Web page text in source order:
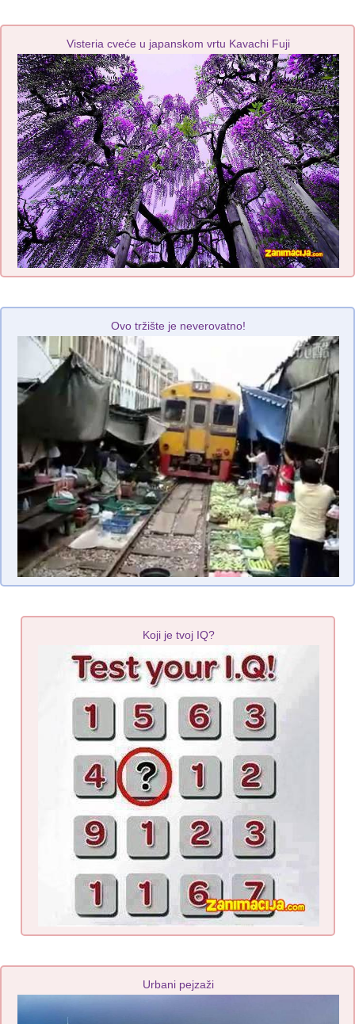
Visteria cveće u japanskom vrtu Kavachi Fuji
Ovo tržište je neverovatno!
Koji je tvoj IQ?
Urbani pejzaži